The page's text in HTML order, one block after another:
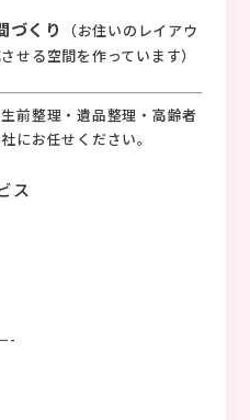
づくり
（お住いのレイアウ
せる空間を作っています）
前整理・遺品整理・高齢者
にお任せください。
ス